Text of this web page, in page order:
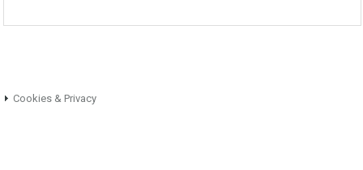
Cookies & Privacy